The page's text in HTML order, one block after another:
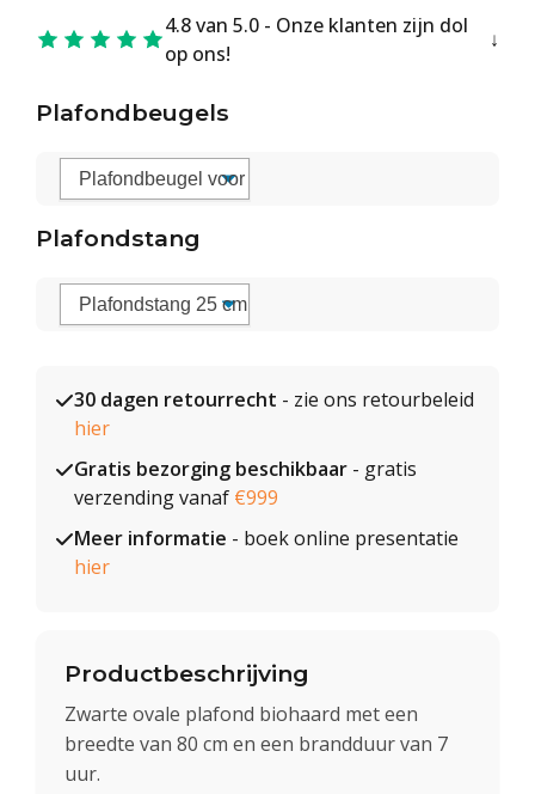
4.8 van 5.0 - Onze klanten zijn dol
op ons!
Plafondbeugels
Plafondstang
30 dagen retourrecht - zie ons retourbeleid
hier
Gratis bezorging beschikbaar - gratis
verzending vanaf €999
Meer informatie - boek online presentatie
hier
Productbeschrijving
Zwarte ovale plafond biohaard met een
breedte van 80 cm en een brandduur van 7
uur.